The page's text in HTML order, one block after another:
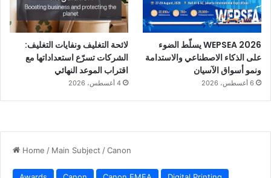
WEPSEA 2026 يسلّط الضوء
على الذكاء الاصطناعي والاستدامة
ونمو أسواق الآسيان
6 أغسطس، 2026
لائحة التغليف ونفايات التغليف:
الشركات تسرّع استعداداتها مع
اقتراب الموعد النهائي
4 أغسطس، 2026